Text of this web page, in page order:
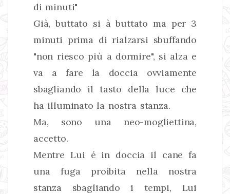
di minuti"
Già, buttato si à buttato ma per 3
minuti prima di rialzarsi sbuffando
"non riesco più a dormire", si alza e
va a fare la doccia ovviamente
sbagliando il tasto della luce che
ha illuminato la nostra stanza.
Ma, sono una neo-mogliettina,
accetto.
Mentre Lui é in doccia il cane fa
una fuga proibita nella nostra
stanza sbagliando i tempi, Lui